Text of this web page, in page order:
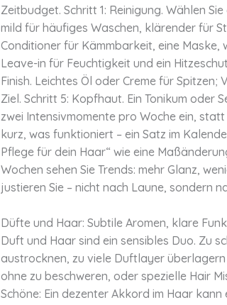
Zeitbudget. Schritt 1: Reinigung. Wählen
mild für häufiges Waschen, klärender für
Conditioner für Kämmbarkeit, eine Maske,
Leave-in für Feuchtigkeit und ein
Finish. Leichtes Öl oder Creme für
Ziel. Schritt 5: Kopfhaut. Ein Tonikum oder
zwei Intensivmomente pro Woche ein,
kurz, was funktioniert – ein Satz im
Pflege für dein Haar“ wie eine
Wochen sehen Sie Trends: mehr Glanz,
justieren Sie – nicht nach Laune, sondern
Düfte und Haar: Subtile Aromen, klare
Duft und Haar sind ein sensibles Duo. Zu
austrocknen, zu viele Duftlayer
ohne zu beschweren, oder spezielle Hair
Schöne: Ein dezenter Akkord im Haar